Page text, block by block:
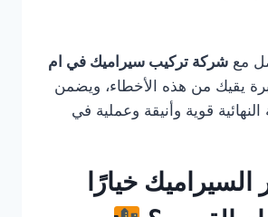
مع شركة تركيب سيراميك في ام
يقيك من هذه الأخطاء، ويضمن
النهائية قوية وأنيقة وعملية في
السيراميك خيارًا